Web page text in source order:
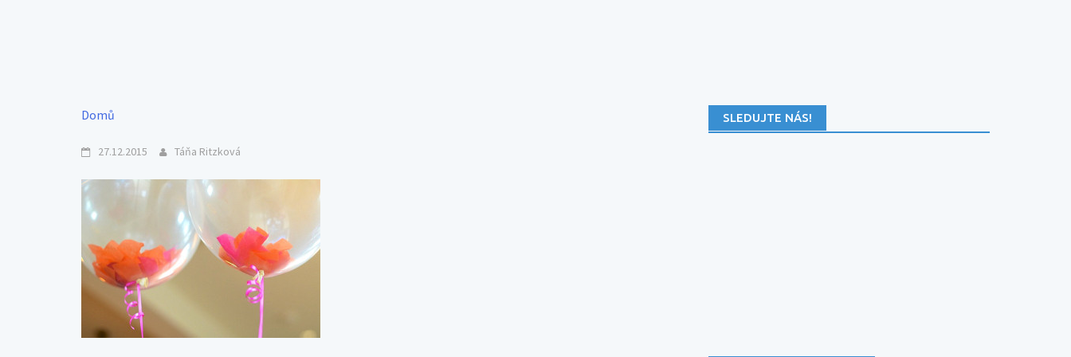
Domů
27.12.2015 Táňa Ritzková
SLEDUJTE NÁS!